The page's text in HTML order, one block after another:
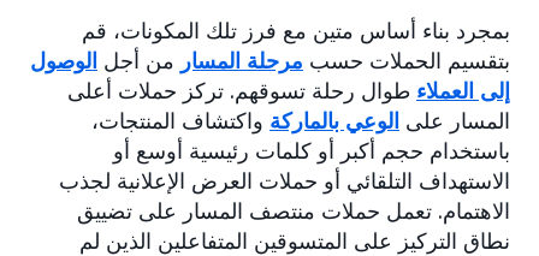
بمجرد بناء أساس متين مع فرز تلك المكونات، قم
بتقسيم الحملات حسب مرحلة المسار من أجل الوصول
إلى العملاء طوال رحلة تسوقهم. تركز حملات أعلى
المسار على الوعي بالماركة واكتشاف المنتجات،
باستخدام حجم أكبر أو كلمات رئيسية أوسع أو
الاستهداف التلقائي أو حملات العرض الإعلانية لجذب
الاهتمام. تعمل حملات منتصف المسار على تضييق
نطاق التركيز على المتسوقين المتفاعلين الذين لم